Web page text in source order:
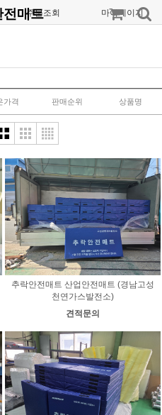
주문조회 마이페이지
전매트
가격 판매순위 상품명
추락안전매트 산업안전매트 (경남고성
천연가스발전소)
견적문의